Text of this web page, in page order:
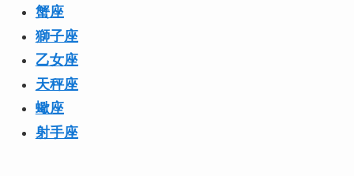
蟹座
獅子座
乙女座
天秤座
蠍座
射手座